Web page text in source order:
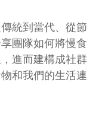
統到當代、從節
團隊如何將慢食
進而建構成社群
和我們的生活連